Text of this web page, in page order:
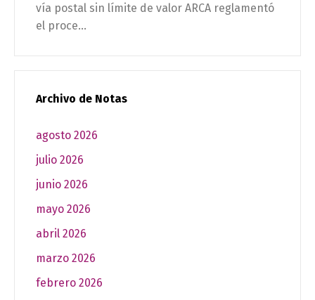
vía postal sin límite de valor ARCA reglamentó
el proce...
Archivo de Notas
agosto 2026
julio 2026
junio 2026
mayo 2026
abril 2026
marzo 2026
febrero 2026